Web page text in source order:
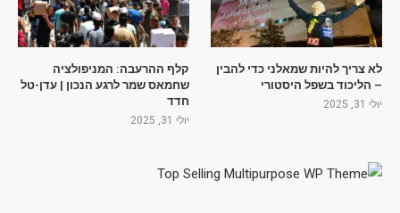
לא צריך להיות שמאלני כדי להבין
– הליכוד בשפל היסטורי
יולי 31, 2025
קלף ההרעבה: המניפולציה
שחמאס שמר לרגע הנכון | עדן-טל
חדד
יולי 31, 2025